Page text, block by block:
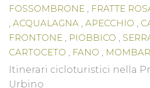
FOSSOMBRONE , FRATTE
, ACQUALAGNA , APECCHIO ,
FRONTONE , PIOBBICO ,
CARTOCETO , FANO ,
COLLI AL METAURO,
ISOLA DEL PIANO
Itinerari cicloturistici nella
Urbino